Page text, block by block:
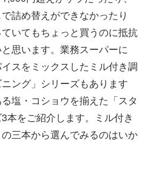
詰め替えができなかったり
いてもちょっと買うのに抵抗
思います。業務スーパーに
スをミックスしたミル付き調
ング」シリーズもあります
塩・コショウを揃えた「スタ
本をご紹介します。ミル付き
三本から選んでみるのはいか